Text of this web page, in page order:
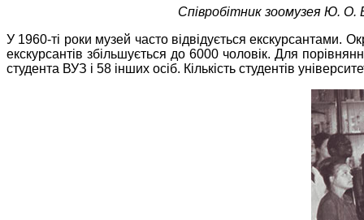
Співробітник зоомузея Ю. О.
У 1960-ті роки музей часто відвідується екскурсантами.
екскурсантів збільшується до 6000 чоловік. Для
студента ВУЗ і 58 інших осіб. Кількість студентів